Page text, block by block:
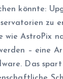
könnte:
zu
wie AstroPix
– eine
Das